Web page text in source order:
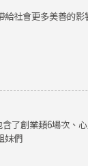
社會更多美善的
了創業類6場次、
妹們